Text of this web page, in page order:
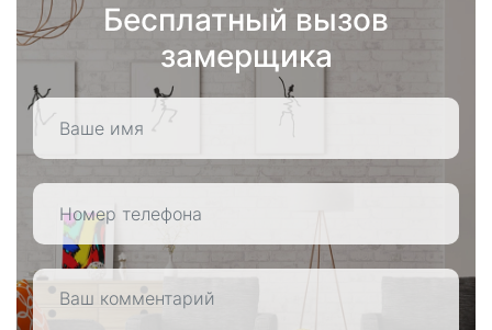
Бесплатный вызов
замерщика